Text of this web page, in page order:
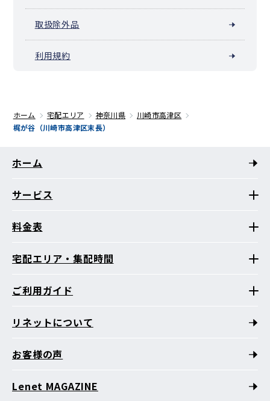
取扱除外品
利用規約
ホーム 宅配エリア 神奈川県
川崎市高津区
梶が谷（川崎市高津区末長）
ホーム
サービス
料金表
宅配エリア・集配時間
ご利用ガイド
リネットについて
お客様の声
Lenet MAGAZINE